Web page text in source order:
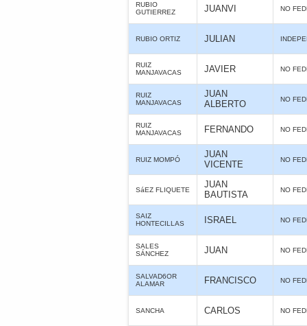
RUBIO
GUTIERREZ
JUANVI NO
RUBIO ORTIZ JULIAN
RUIZ
MANJAVACAS
JAVIER NO
RUIZ
MANJAVACAS
JUAN
ALBERTO
NO
RUIZ
MANJAVACAS
FERNANDO NO
RUIZ MOMPÓ
JUAN
VICENTE
NO
SáEZ FLIQUETE
JUAN
BAUTISTA
NO
SAIZ
HONTECILLAS
ISRAEL NO
SALES
SÁNCHEZ
JUAN NO
SALVAD6OR
ALAMAR
FRANCISCO NO
SANCHA CARLOS NO